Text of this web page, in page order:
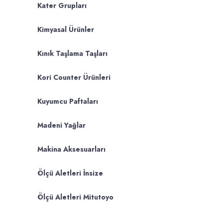
Kater Grupları
Kimyasal Ürünler
Kınık Taşlama Taşları
Kori Counter Ürünleri
Kuyumcu Paftaları
Madeni Yağlar
Makina Aksesuarları
Ölçü Aletleri İnsize
Ölçü Aletleri Mitutoyo